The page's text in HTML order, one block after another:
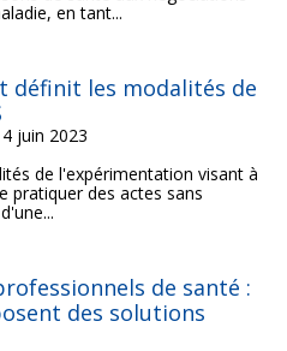
en tant...
définit les modalités de
juin 2023
de l'expérimentation visant à
pratiquer des actes sans
de santé :
des solutions